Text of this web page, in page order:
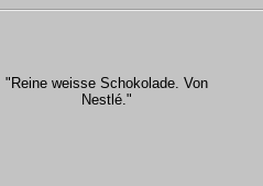
"Reine weisse Schokolade. Von
Nestlé."